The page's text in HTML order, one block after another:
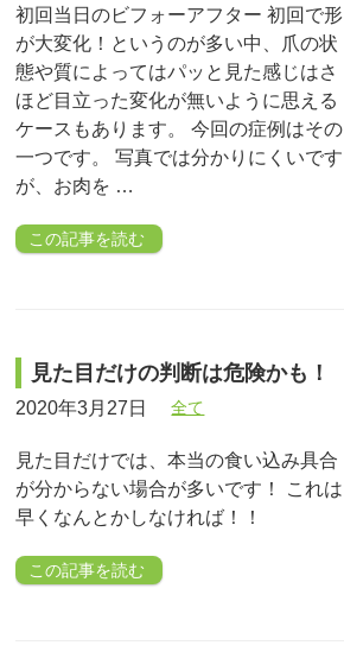
初回当日のビフォーアフター 初回で形
が大変化！というのが多い中、爪の状
態や質によってはパッと見た感じはさ
ほど目立った変化が無いように思える
ケースもあります。 今回の症例はその
一つです。 写真では分かりにくいです
が、お肉を …
この記事を読む
見た目だけの判断は危険かも！
2020年3月27日 全て
見た目だけでは、本当の食い込み具合
が分からない場合が多いです！ これは
早くなんとかしなければ！！
この記事を読む